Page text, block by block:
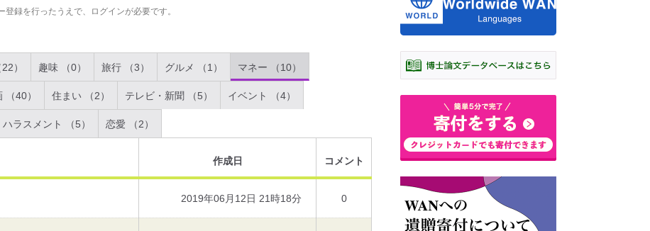
録を行ったうえで、ログインが必要です。
） 趣味 （0） 旅行 （3） グルメ （1） マネー （10）
（40） 住まい （2） テレビ・新聞 （5） イベント （4）
ハラスメント （5） 恋愛 （2）
作成日 コメント
2019年06月12日 21時18分 0